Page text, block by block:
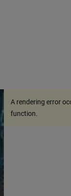
A rendering error
function.